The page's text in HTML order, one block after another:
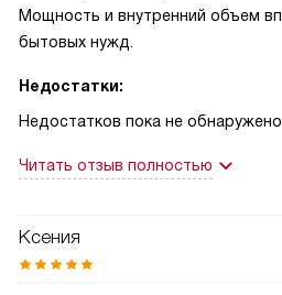
Мощность и внутренний объем
бытовых нужд.
Недостатки:
Недостатков пока не
Читать отзыв полностью
Ксения